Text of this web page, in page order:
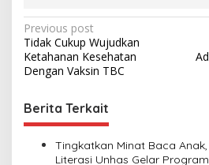
P
o
s
t
n
Previous post
Tidak Cukup Wujudkan
Ketahanan Kesehatan
Dengan Vaksin TBC
Berita Terkait
Tingkatkan Minat Baca
Literasi Unhas Gelar